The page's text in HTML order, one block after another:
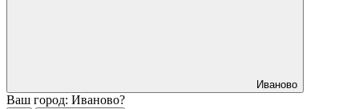
Иваново
Ваш город: Иваново?